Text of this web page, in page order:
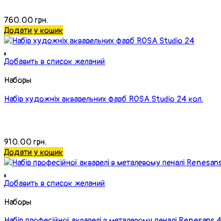
760.00 грн.
Додати у кошик
Добавить в список желаний
Наборы
Набір художніх акварельних фарб ROSA Studio 24 кол.
910.00 грн.
Додати у кошик
Добавить в список желаний
Наборы